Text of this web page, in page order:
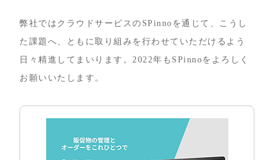
弊社ではクラウドサービスのSPinnoを通じて、こうし
た課題へ、ともに取り組みを行わせていただけるよう
日々精進してまいります。2022年もSPinnoをよろしく
お願いいたします。